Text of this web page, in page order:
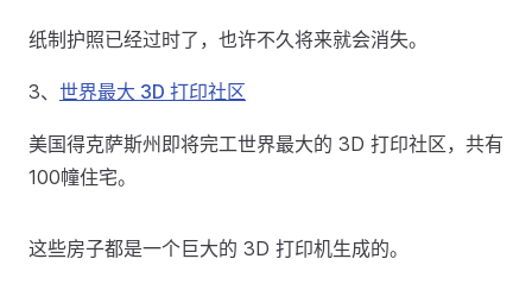
纸制护照已经过时了，也许不久将来就会消失。
3、 世界最大 3D 打印社区
美国得克萨斯州即将完工世界最大的 3D 打印社区，共有
100幢住宅。
这些房子都是一个巨大的 3D 打印机生成的。